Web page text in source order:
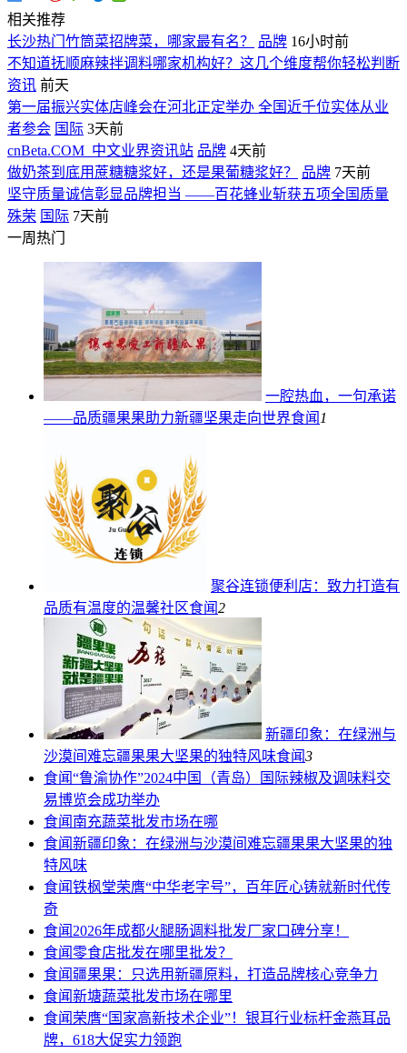
相关推荐
长沙热门竹筒菜招牌菜，哪家最有名？
品牌 16小时前
不知道抚顺麻辣拌调料哪家机构好？这几个维度帮你轻松判断
资讯 前天
第一届振兴实体店峰会在河北正定举办 全国近千位实体从业
者参会 国际 3天前
cnBeta.COM_中文业界资讯站 品牌 4天前
做奶茶到底用蔗糖糖浆好，还是果葡糖浆好？
品牌 7天前
坚守质量诚信彰显品牌担当 ——百花蜂业斩获五项全国质量
殊荣 国际 7天前
一周热门
一腔热血，一句承诺
——品质疆果果助力新疆坚果走向世界食闻1
聚谷连锁便利店：致力打造有
品质有温度的温馨社区食闻2
新疆印象：在绿洲与
沙漠间难忘疆果果大坚果的独特风味食闻3
食闻“鲁渝协作”2024中国（青岛）国际辣椒及调味料交
易博览会成功举办
食闻 南充蔬菜批发市场在哪
食闻新疆印象：在绿洲与沙漠间难忘疆果果大坚果的独
特风味
食闻铁枫堂荣膺“中华老字号”，百年匠心铸就新时代传
奇
食闻2026年成都火腿肠调料批发厂家口碑分享！
食闻零食店批发在哪里批发？
食闻疆果果：只选用新疆原料，打造品牌核心竞争力
食闻新塘蔬菜批发市场在哪里
食闻 荣膺“国家高新技术企业”！银耳行业标杆金燕耳品
牌，618大促实力领跑